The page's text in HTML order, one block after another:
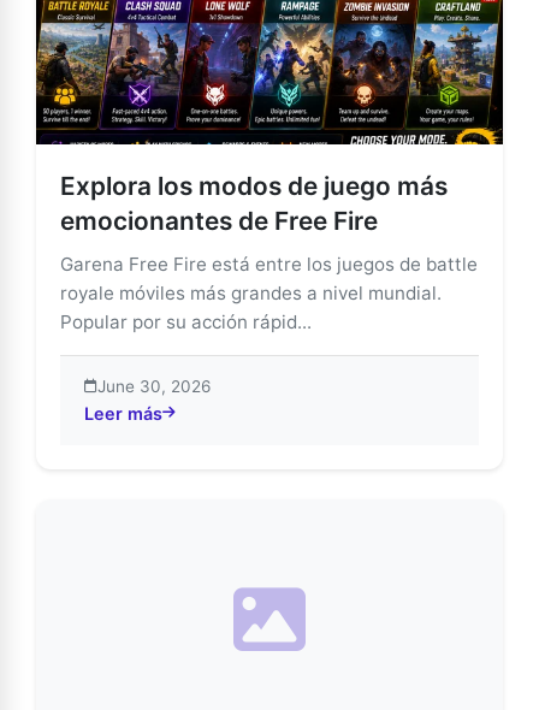
Explora los modos de juego más
emocionantes de Free Fire
Garena Free Fire está entre los juegos de battle
royale móviles más grandes a nivel mundial.
Popular por su acción rápid...
June 30, 2026
Leer más
about Explora los modos de juego más